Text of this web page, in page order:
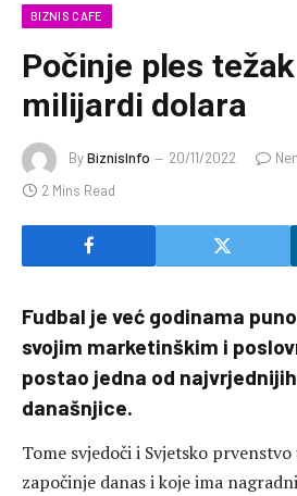
BIZNIS CAFE
Počinje ples
milijardi dolara
ByBiznisInfo 20/11/2022
2 Mins Read
Fudbal je već godinama
svojim marketinškim i
postao jedna od
današnjice.
Tome svjedoči i Svjetsko
započinje danas i koje ima